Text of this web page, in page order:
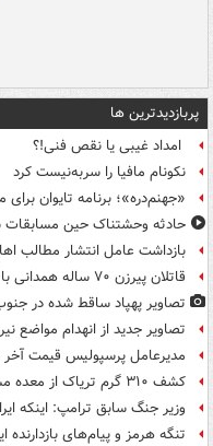
پربازدیدترین ها
امداد غیبی یا نقص فنی!؟
نکونام مافیا را سربه‌نیست کرد
«جهنم‌دره»؛ برنامه تایوان
حادثه وحشتناک حین مسابقات
بازداشت عامل انتشار مطالب
قاتلان پیرزن ۷۰ ساله همدانی با ۵۰ گرم طلا دستگیر شدند
تصاویر پهپاد ساقط شده در
تصاویر جدید از انهدام مواضع
مدیرعامل پرسپولیس قیمت آخر
کشف ۳۱۰ گرم تریاک از معده مسافر اتوبوس در قاینات
وزیر جنگ سابق ترامپ: اینکه
تنگه هرمز و پیام‌های بازدارنده